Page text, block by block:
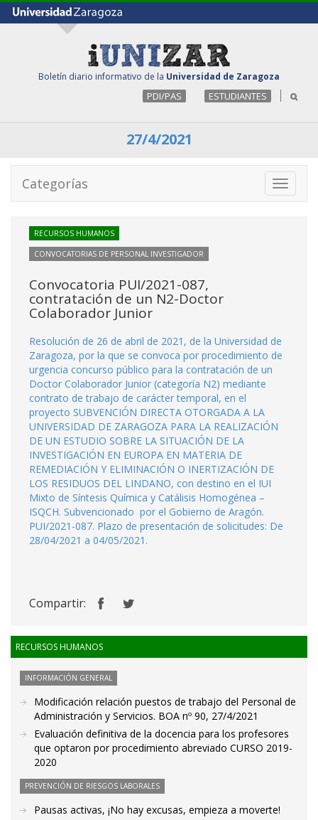
Boletín diario informativo de la Universidad de Zaragoza
PDI/PAS ESTUDIANTES
27/4/2021
Toggle
Categorías
RECURSOS HUMANOS
CONVOCATORIAS DE PERSONAL INVESTIGADOR
Convocatoria PUI/2021-087,
contratación de un N2-Doctor
Colaborador Junior
Resolución de 26 de abril de 2021, de la Universidad de
Zaragoza, por la que se convoca por procedimiento de
urgencia concurso público para la contratación de un
Doctor Colaborador Junior (categoría N2) mediante
contrato de trabajo de carácter temporal, en el
proyecto SUBVENCIÓN DIRECTA OTORGADA A LA
UNIVERSIDAD DE ZARAGOZA PARA LA REALIZACIÓN
DE UN ESTUDIO SOBRE LA SITUACIÓN DE LA
INVESTIGACIÓN EN EUROPA EN MATERIA DE
REMEDIACIÓN Y ELIMINACIÓN O INERTIZACIÓN DE
LOS RESIDUOS DEL LINDANO, con destino en el IUI
Mixto de Síntesis Química y Catálisis Homogénea –
ISQCH. Subvencionado por el Gobierno de Aragón.
PUI/2021-087. Plazo de presentación de solicitudes: De
28/04/2021 a 04/05/2021.
Compartir:
RECURSOS HUMANOS
INFORMACIÓN GENERAL
Modificación relación puestos de trabajo del Personal de
Administración y Servicios. BOA nº 90, 27/4/2021
Evaluación definitiva de la docencia para los profesores
que optaron por procedimiento abreviado CURSO 2019-
2020
PREVENCIÓN DE RIESGOS LABORALES
Pausas activas, ¡No hay excusas, empieza a moverte!